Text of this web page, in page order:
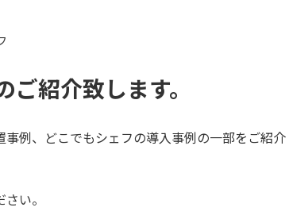
ご紹介致します。
事例、どこでもシェフの導入事例の一部をご紹介
い。